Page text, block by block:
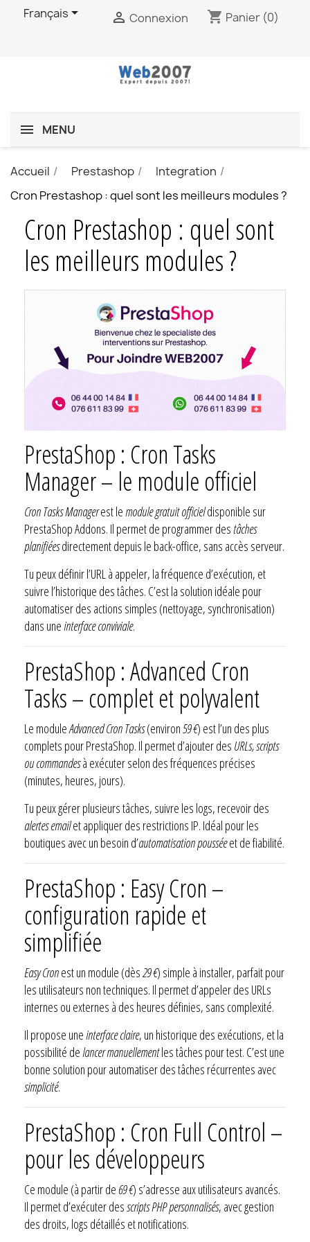
Français  Connexion shopping_cart Panier (0)
MENU
Accueil Prestashop
Integration
Cron Prestashop : quel sont les meilleurs modules ?
Cron Prestashop : quel sont
les meilleurs modules ?
PrestaShop : Cron Tasks
Manager – le module officiel
Cron Tasks Managerest le module gratuit officieldisponible sur
PrestaShop Addons. Il permet de programmer destâches
planifiéesdirectement depuis le back-office, sans accès serveur.
Tu peux définir l’URL à appeler, la fréquence d’exécution, et
suivre l’historique des tâches. C’est la solution idéale pour
automatiser des actions simples (nettoyage, synchronisation)
dans uneinterface conviviale.
PrestaShop : Advanced Cron
Tasks – complet et polyvalent
Le moduleAdvanced Cron Tasks(environ59 €) est l’un des plus
complets pour PrestaShop. Il permet d’ajouter des URLs, scripts
ou commandesà exécuter selon des fréquences précises
(minutes, heures, jours).
Tu peux gérer plusieurs tâches, suivre les logs, recevoir des
alertes emailet appliquer des restrictions IP. Idéal pour les
boutiques avec un besoin d’automatisation pousséeet de fiabilité.
PrestaShop : Easy Cron –
configuration rapide et
simplifiée
Easy Cronest un module (dès29 €) simple à installer, parfait pour
les utilisateurs non techniques. Il permet d’appeler des URLs
internes ou externes à des heures définies, sans complexité.
Il propose uneinterface claire, un historique des exécutions, et la
possibilité de lancer manuellementles tâches pour test. C’est une
bonne solution pour automatiser des tâches récurrentes avec
simplicité.
PrestaShop : Cron Full Control –
pour les développeurs
Ce module (à partir de 69 €) s’adresse aux utilisateurs avancés.
Il permet d’exécuter desscripts PHP personnalisés, avec gestion
des droits, logs détaillés et notifications.